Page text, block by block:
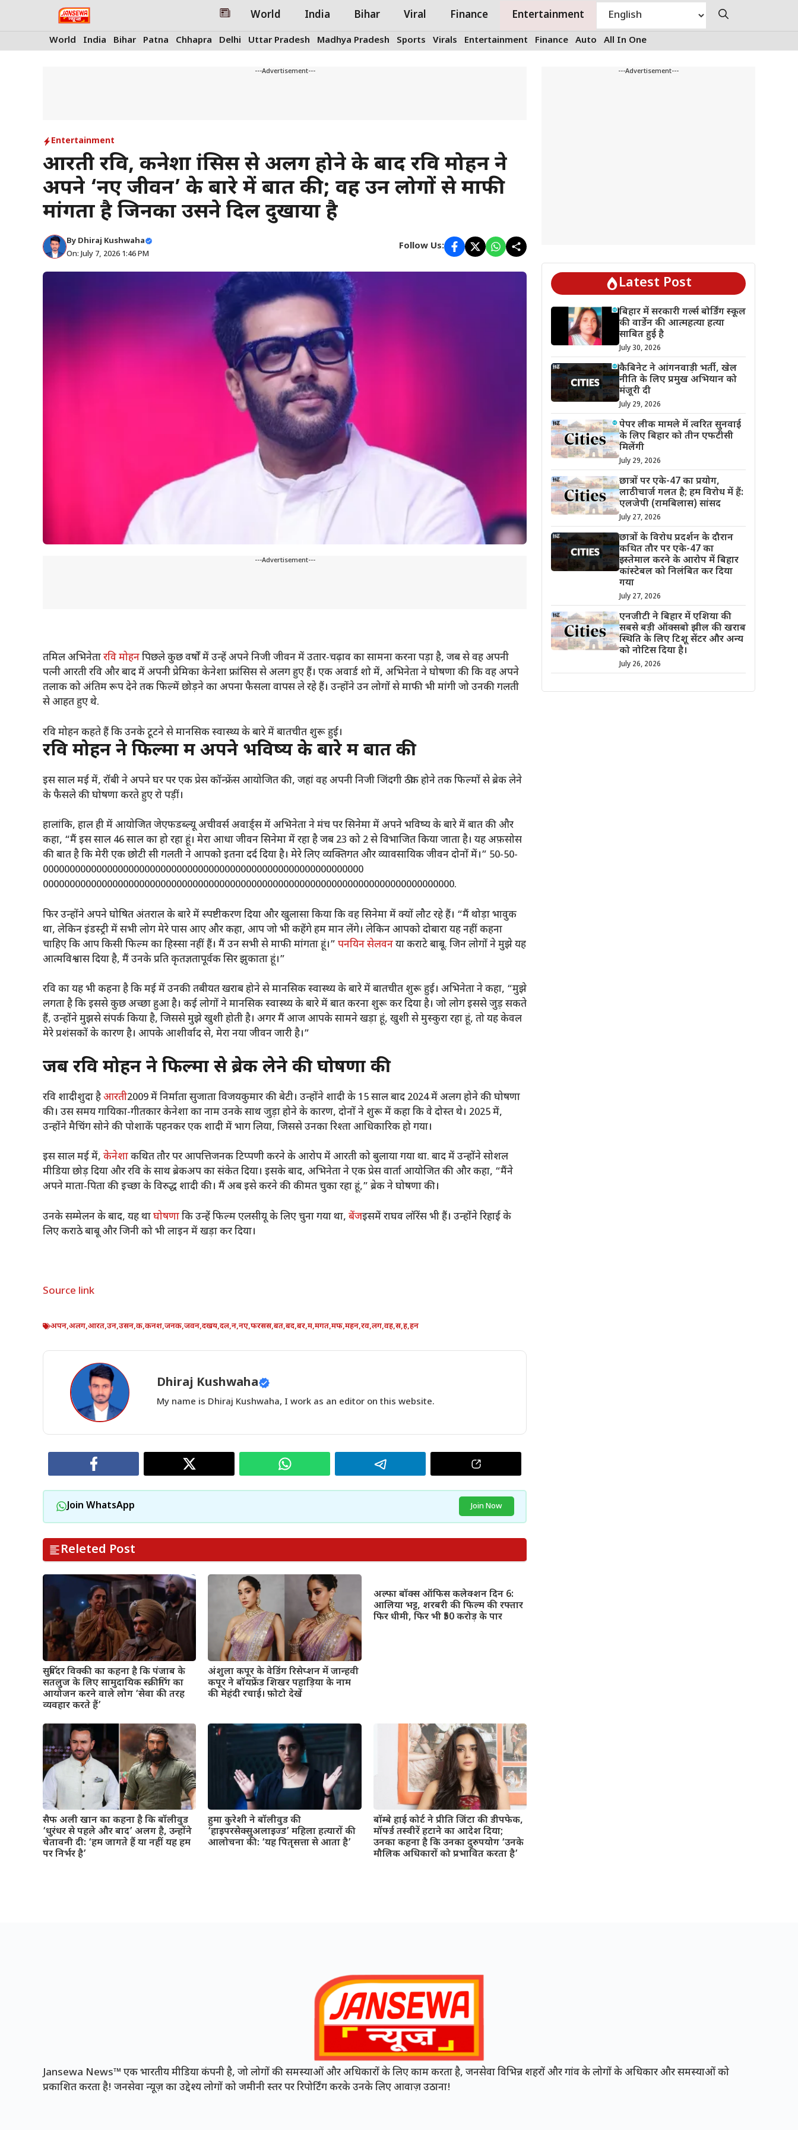
World India Bihar Viral Finance Entertainment
World India Bihar Patna Chhapra Delhi Uttar Pradesh Madhya Pradesh Sports Virals Entertainment Finance Auto All In One
---Advertisement---
Entertainment
आरती रवि, कनेशा फ्रांसिस से अलग होने के बाद रवि मोहन ने
अपने ‘नए जीवन’ के बारे में बात की; वह उन लोगों से माफी
मांगता है जिनका उसने दिल दुखाया है
By Dhiraj Kushwaha
On: July 7, 2026 1:46 PM
Follow Us:
---Advertisement---
तमिल अभिनेतारवि मोहनपिछले कुछ वर्षों में उन्हें अपने निजी जीवन में उतार-चढ़ाव का सामना करना पड़ा है, जब से वह अपनी
पत्नी आरती रवि और बाद में अपनी प्रेमिका केनेशा फ्रांसिस से अलग हुए हैं। एक अवार्ड शो में, अभिनेता ने घोषणा की कि वह अपने
तलाक को अंतिम रूप देने तक फिल्में छोड़ने का अपना फैसला वापस ले रहे हैं। उन्होंने उन लोगों से माफी भी मांगी जो उनकी गलती
से आहत हुए थे.
रवि मोहन कहते हैं कि उनके टूटने से मानसिक स्वास्थ्य के बारे में बातचीत शुरू हुई।
रवि मोहन ने फिल्मों में अपने भविष्य के बारे में बात की
इस साल मई में, रॉबी ने अपने घर पर एक प्रेस कॉन्फ्रेंस आयोजित की, जहां वह अपनी निजी जिंदगी ठीक होने तक फिल्मों से ब्रेक लेने
के फैसले की घोषणा करते हुए रो पड़ीं।
हालांकि, हाल ही में आयोजित जेएफडब्ल्यू अचीवर्स अवार्ड्स में अभिनेता ने मंच पर सिनेमा में अपने भविष्य के बारे में बात की और
कहा, “मैं इस साल 46 साल का हो रहा हूं। मेरा आधा जीवन सिनेमा में रहा है जब 23 को 2 से विभाजित किया जाता है। यह अफ़सोस
की बात है कि मेरी एक छोटी सी गलती ने आपको इतना दर्द दिया है। मेरे लिए व्यक्तिगत और व्यावसायिक जीवन दोनों में।” 50-50-
000000000000000000000000000000000000000000000000000000000000
00000000000000000000000000000000000000000000000000000000000000000000000000000.
फिर उन्होंने अपने घोषित अंतराल के बारे में स्पष्टीकरण दिया और खुलासा किया कि वह सिनेमा में क्यों लौट रहे हैं। “मैं थोड़ा भावुक
था, लेकिन इंडस्ट्री में सभी लोग मेरे पास आए और कहा, आप जो भी कहेंगे हम मान लेंगे। लेकिन आपको दोबारा यह नहीं कहना
चाहिए कि आप किसी फिल्म का हिस्सा नहीं हैं। मैं उन सभी से माफी मांगता हूं।” पनयिन सेलवनया कराटे बाबू. जिन लोगों ने मुझे यह
आत्मविश्वास दिया है, मैं उनके प्रति कृतज्ञतापूर्वक सिर झुकाता हूं।”
रवि का यह भी कहना है कि मई में उनकी तबीयत खराब होने से मानसिक स्वास्थ्य के बारे में बातचीत शुरू हुई। अभिनेता ने कहा, “मुझे
लगता है कि इससे कुछ अच्छा हुआ है। कई लोगों ने मानसिक स्वास्थ्य के बारे में बात करना शुरू कर दिया है। जो लोग इससे जुड़ सकते
हैं, उन्होंने मुझसे संपर्क किया है, जिससे मुझे खुशी होती है। अगर मैं आज आपके सामने खड़ा हूं, खुशी से मुस्कुरा रहा हूं, तो यह केवल
मेरे प्रशंसकों के कारण है। आपके आशीर्वाद से, मेरा नया जीवन जारी है।”
जब रवि मोहन ने फिल्मों से ब्रेक लेने की घोषणा की
रवि शादीशुदा हैआरती2009 में निर्माता सुजाता विजयकुमार की बेटी। उन्होंने शादी के 15 साल बाद 2024 में अलग होने की घोषणा
की। उस समय गायिका-गीतकार केनेशा का नाम उनके साथ जुड़ा होने के कारण, दोनों ने शुरू में कहा कि वे दोस्त थे। 2025 में,
उन्होंने मैचिंग सोने की पोशाकें पहनकर एक शादी में भाग लिया, जिससे उनका रिश्ता आधिकारिक हो गया।
इस साल मई में, केनेशाकथित तौर पर आपत्तिजनक टिप्पणी करने के आरोप में आरती को बुलाया गया था. बाद में उन्होंने सोशल
मीडिया छोड़ दिया और रवि के साथ ब्रेकअप का संकेत दिया। इसके बाद, अभिनेता ने एक प्रेस वार्ता आयोजित की और कहा, “मैंने
अपने माता-पिता की इच्छा के विरुद्ध शादी की। मैं अब इसे करने की कीमत चुका रहा हूं,” ब्रेक ने घोषणा की।
उनके सम्मेलन के बाद, यह थाघोषणाकि उन्हें फिल्म एलसीयू के लिए चुना गया था, बेंजइसमें राघव लॉरेंस भी हैं। उन्होंने रिहाई के
लिए कराठे बाबू और जिनी को भी लाइन में खड़ा कर दिया।
Source link
अपन,अलग,आरत,उन,उसन,क,कनश,जनक,जवन,दखय,दल,न,नए,फरसस,बत,बद,बर,म,मगत,मफ,महन,रव,लग,वह,स,ह,हन
Dhiraj Kushwaha
My name is Dhiraj Kushwaha, I work as an editor on this website.
Join WhatsApp Join Now
Releted Post
सुबिंदर विक्की का कहना है कि पंजाब के
सतलुज के लिए सामुदायिक स्क्रीनिंग का
आयोजन करने वाले लोग ‘सेवा की तरह
व्यवहार करते हैं’
अंशुला कपूर के वेडिंग रिसेप्शन में जान्हवी
कपूर ने बॉयफ्रेंड शिखर पहाड़िया के नाम
की मेहंदी रचाई। फ़ोटो देखें
अल्फा बॉक्स ऑफिस कलेक्शन दिन 6:
आलिया भट्ट, शरबरी की फिल्म की रफ्तार
फिर धीमी, फिर भी ₹50 करोड़ के पार
सैफ अली खान का कहना है कि बॉलीवुड
‘धुरंधर से पहले और बाद’ अलग है, उन्होंने
चेतावनी दी: ‘हम जागते हैं या नहीं यह हम
पर निर्भर है’
हुमा कुरेशी ने बॉलीवुड की
‘हाइपरसेक्सुअलाइज्ड’ महिला हत्यारों की
आलोचना की: ‘यह पितृसत्ता से आता है’
बॉम्बे हाई कोर्ट ने प्रीति जिंटा की डीपफेक,
मॉर्फ्ड तस्वीरें हटाने का आदेश दिया;
उनका कहना है कि उनका दुरुपयोग ‘उनके
मौलिक अधिकारों को प्रभावित करता है’
---Advertisement---
Latest Post
बिहार में सरकारी गर्ल्स बोर्डिंग स्कूल
की वार्डेन की आत्महत्या हत्या
साबित हुई है
July 30, 2026
कैबिनेट ने आंगनवाड़ी भर्ती, खेल
नीति के लिए प्रमुख अभियान को
मंजूरी दी
July 29, 2026
पेपर लीक मामले में त्वरित सुनवाई
के लिए बिहार को तीन एफटीसी
मिलेंगी
July 29, 2026
छात्रों पर एके-47 का प्रयोग,
लाठीचार्ज गलत है; हम विरोध में हैं:
एलजेपी (रामबिलास) सांसद
July 27, 2026
छात्रों के विरोध प्रदर्शन के दौरान
कथित तौर पर एके-47 का
इस्तेमाल करने के आरोप में बिहार
कांस्टेबल को निलंबित कर दिया
गया
July 27, 2026
एनजीटी ने बिहार में एशिया की
सबसे बड़ी ऑक्सबो झील की खराब
स्थिति के लिए टिशू सेंटर और अन्य
को नोटिस दिया है।
July 26, 2026
Jansewa News™ एक भारतीय मीडिया कंपनी है, जो लोगों की समस्याओं और अधिकारों के लिए काम करता है, जनसेवा विभिन्न शहरों और गांव के लोगों के अधिकार और समस्याओं को
प्रकाशित करता है! जनसेवा न्यूज़ का उद्देश्य लोगों को जमीनी स्तर पर रिपोर्टिंग करके उनके लिए आवाज़ उठाना!